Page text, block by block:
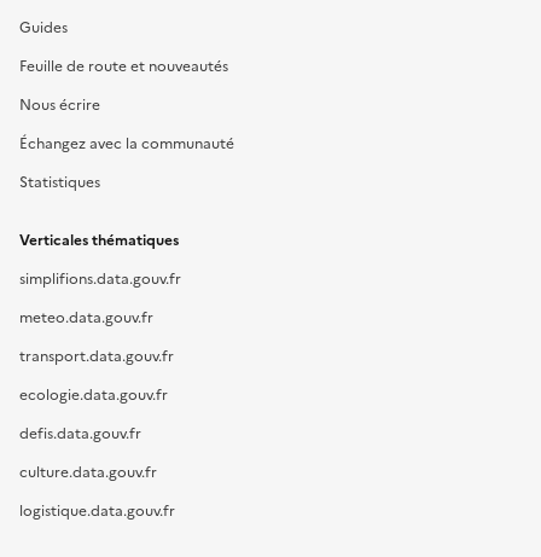
Guides
Feuille de route et nouveautés
Nous écrire
Échangez avec la communauté
Statistiques
Verticales thématiques
simplifions.data.gouv.fr
meteo.data.gouv.fr
transport.data.gouv.fr
ecologie.data.gouv.fr
defis.data.gouv.fr
culture.data.gouv.fr
logistique.data.gouv.fr